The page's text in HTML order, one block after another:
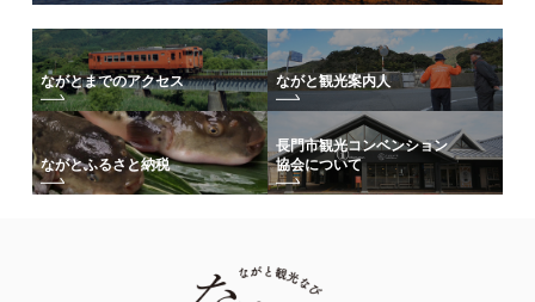
ながとまでのアクセス ながと観光案内人
ながとふるさと納税
長門市観光コンベンション
協会について